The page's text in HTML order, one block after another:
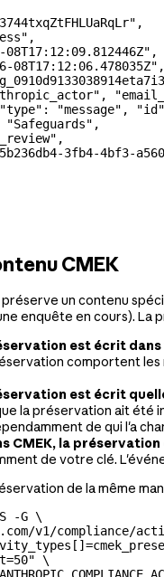
,
,
08T17:12:09.812446Z" ,
08T17:12:06.478035Z" ,
,
"type" : "message" , "id"
"Safeguards" ,
,
3fb4-4bf3-
CMEK
un contenu
enquête en cours). La
est écrit
comportent les
est écrit
la préservation ait été
de qui l'a
CMEK, la
de votre clé.
de la même
-G \
v1/compliance/
\